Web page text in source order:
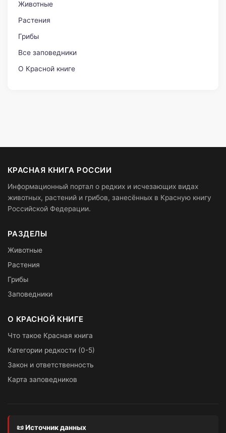
Животные
Растения
Грибы
Все заповедники
О Красной книге
КРАСНАЯ КНИГА РОССИИ
Информационный портал о редких и исчезающих видах
животных, растений и грибов, занесённых в Красную книгу
Российской Федерации.
РАЗДЕЛЫ
Животные
Растения
Грибы
Заповедники
О КРАСНОЙ КНИГЕ
Что такое Красная книга
Категории редкости (0-5)
Закон и ответственность
Карта заповедников
📜 Источник данных